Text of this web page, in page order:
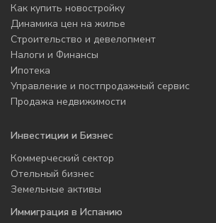
Как купить новостройку
Динамика цен на жилье
Строительство и девелопмент
Налоги и Финансы
Ипотека
Управление и постпродажный сервис
Продажа недвижимости
Инвестиции и Бизнес
Коммерческий сектор
Отельный бизнес
Земельные активы
Иммиграция в Испанию